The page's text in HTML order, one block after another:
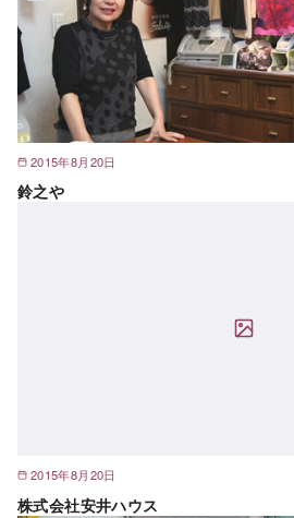
2015年8月20日
鈴之や
2015年8月20日
株式会社安井ハウス